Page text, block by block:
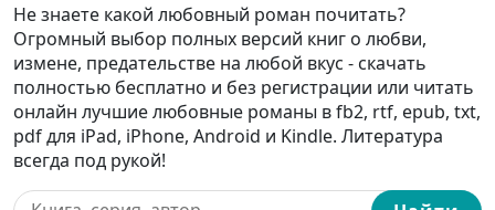
Не знаете какой любовный роман почитать?
Огромный выбор полных версий книг о любви,
измене, предательстве на любой вкус - скачать
полностью бесплатно и без регистрации или читать
онлайн лучшие любовные романы в fb2, rtf, epub, txt,
pdf для iPad, iPhone, Android и Kindle. Литература
всегда под рукой!